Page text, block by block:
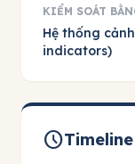
KIỂM SOÁT
Hệ thống
indicators)
schedule